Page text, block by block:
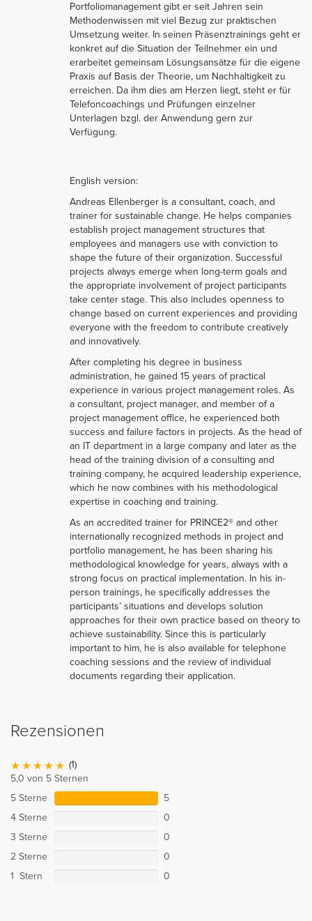
Portfoliomanagement gibt er seit Jahren sein
Methodenwissen mit viel Bezug zur praktischen
Umsetzung weiter. In seinen Präsenztrainings geht er
konkret auf die Situation der Teilnehmer ein und
erarbeitet gemeinsam Lösungsansätze für die eigene
Praxis auf Basis der Theorie, um Nachhaltigkeit zu
erreichen. Da ihm dies am Herzen liegt, steht er für
Telefoncoachings und Prüfungen einzelner
Unterlagen bzgl. der Anwendung gern zur
Verfügung.
English version:
Andreas Ellenberger is a consultant, coach, and
trainer for sustainable change. He helps companies
establish project management structures that
employees and managers use with conviction to
shape the future of their organization. Successful
projects always emerge when long-term goals and
the appropriate involvement of project participants
take center stage. This also includes openness to
change based on current experiences and providing
everyone with the freedom to contribute creatively
and innovatively.
After completing his degree in business
administration, he gained 15 years of practical
experience in various project management roles. As
a consultant, project manager, and member of a
project management office, he experienced both
success and failure factors in projects. As the head of
an IT department in a large company and later as the
head of the training division of a consulting and
training company, he acquired leadership experience,
which he now combines with his methodological
expertise in coaching and training.
As an accredited trainer for PRINCE2® and other
internationally recognized methods in project and
portfolio management, he has been sharing his
methodological knowledge for years, always with a
strong focus on practical implementation. In his in-
person trainings, he specifically addresses the
participants’ situations and develops solution
approaches for their own practice based on theory to
achieve sustainability. Since this is particularly
important to him, he is also available for telephone
coaching sessions and the review of individual
documents regarding their application.
Rezensionen
(1)
5,0 von 5 Sternen
5 Sterne
5
4 Sterne
0
3 Sterne
0
2 Sterne
0
1 Stern
0